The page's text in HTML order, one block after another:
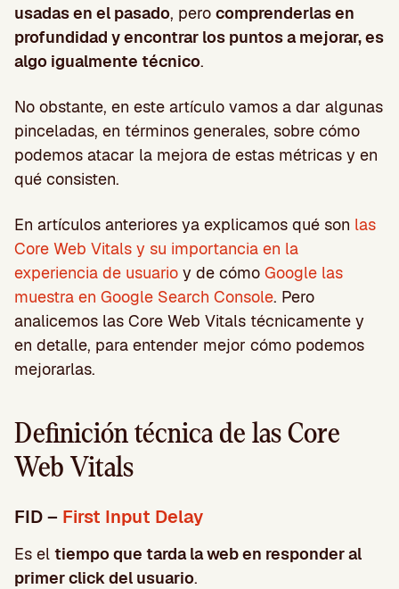
usadas en el pasado, pero comprenderlas en
profundidad y encontrar los puntos a mejorar, es
algo igualmente técnico.
No obstante, en este artículo vamos a dar algunas
pinceladas, en términos generales, sobre cómo
podemos atacar la mejora de estas métricas y en
qué consisten.
En artículos anteriores ya explicamos qué son las
Core Web Vitals y su importancia en la
experiencia de usuario y de cómo Google las
muestra en Google Search Console. Pero
analicemos las Core Web Vitals técnicamente y
en detalle, para entender mejor cómo podemos
mejorarlas.
Definición técnica de las Core
Web Vitals
FID – First Input Delay
Es el tiempo que tarda la web en responder al
primer click del usuario.